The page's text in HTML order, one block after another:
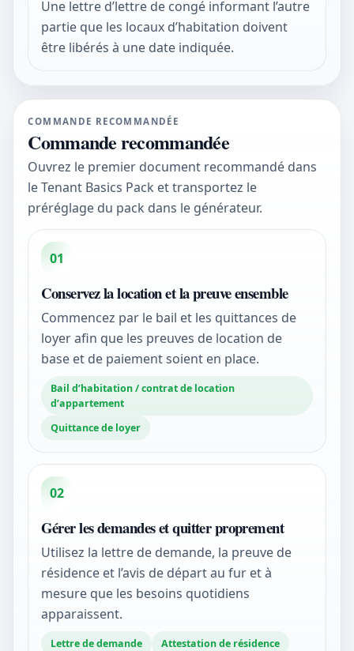
Une lettre d’lettre de congé informant l’autre
partie que les locaux d’habitation doivent
être libérés à une date indiquée.
COMMANDE RECOMMANDÉE
Commande recommandée
Ouvrez le premier document recommandé dans
le Tenant Basics Pack et transportez le
préréglage du pack dans le générateur.
01
Conservez la location et la preuve ensemble
Commencez par le bail et les quittances de
loyer afin que les preuves de location de
base et de paiement soient en place.
Bail d’habitation / contrat de location
d’appartement
Quittance de loyer
02
Gérer les demandes et quitter proprement
Utilisez la lettre de demande, la preuve de
résidence et l’avis de départ au fur et à
mesure que les besoins quotidiens
apparaissent.
Lettre de demande
Attestation de résidence